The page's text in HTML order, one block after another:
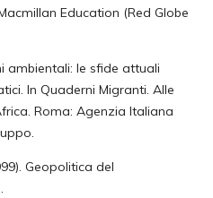
Education (Red Globe
ambientali: le sfide attuali
In Quaderni Migranti. Alle
Roma: Agenzia Italiana
Geopolitica del